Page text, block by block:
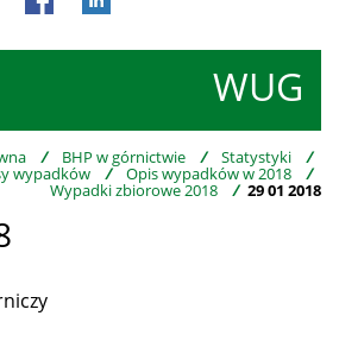
WUG
/ BHP w górnictwie / Statystyki /
wypadków / Opis wypadków w 2018 /
Wypadki zbiorowe 2018 / 29 01 2018